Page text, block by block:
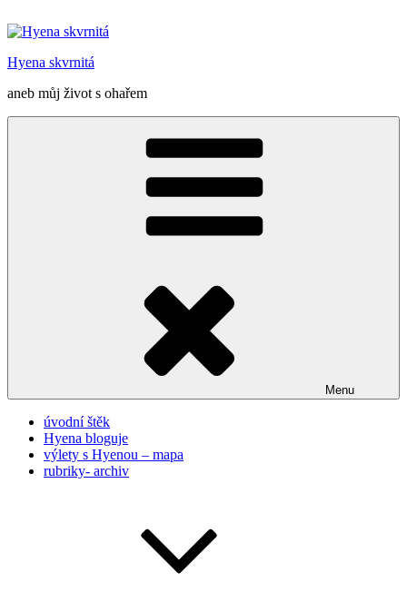
k
webu
Hyena skvrnitá
aneb můj život s ohařem
Menu
úvodní štěk
Hyena bloguje
výlety s Hyenou – mapa
rubriky- archiv